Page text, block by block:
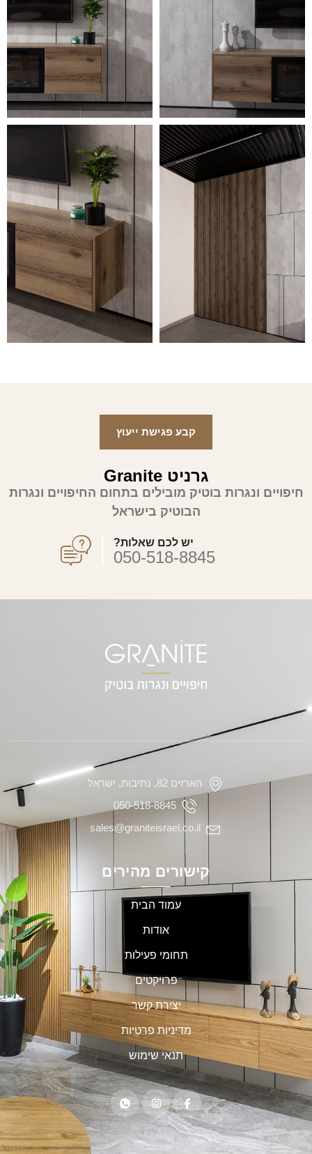
קבע פגישת ייעוץ
גרניט Granite
חיפויים ונגרות בוטיק מובילים בתחום החיפויים ונגרות
הבוטיק בישראל
יש לכם שאלות?
050-518-8845
הארזים 82, נתיבות, ישראל
050-518-8845
sales@graniteisrael.co.il
קישורים מהירים
עמוד הבית
אודות
תחומי פעילות
פרויקטים
יצירת קשר
מדיניות פרטיות
תנאי שימוש